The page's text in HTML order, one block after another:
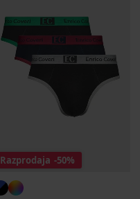
Razprodaja -50%